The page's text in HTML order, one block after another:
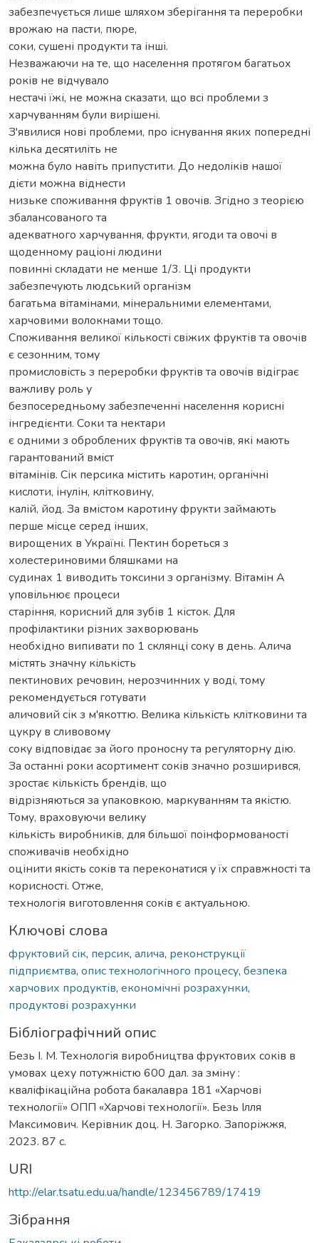
забезпечується лише шляхом зберігання та переробки
врожаю на пасти, пюре,
соки, сушені продукти та інші.
Незважаючи на те, що населення протягом багатьох
років не відчувало
нестачі їжі, не можна сказати, що всі проблеми з
харчуванням були вирішені.
З'явилися нові проблеми, про існування яких попередні
кілька десятиліть не
можна було навіть припустити. До недоліків нашої
дієти можна віднести
низьке споживання фруктів 1 овочів. Згідно з теорією
збалансованого та
адекватного харчування, фрукти, ягоди та овочі в
щоденному раціоні людини
повинні складати не менше 1/3. Ці продукти
забезпечують людський організм
багатьма вітамінами, мінеральними елементами,
харчовими волокнами тощо.
Споживання великої кількості свіжих фруктів та овочів
є сезонним, тому
промисловість з переробки фруктів та овочів відіграє
важливу роль у
безпосередньому забезпеченні населення корисні
інгредієнти. Соки та нектари
є одними з оброблених фруктів та овочів, які мають
гарантований вміст
вітамінів. Сік персика містить каротин, органічні
кислоти, інулін, клітковину,
калій, йод. За вмістом каротину фрукти займають
перше місце серед інших,
вирощених в Україні. Пектин бореться з
холестериновими бляшками на
судинах 1 виводить токсини з організму. Вітамін А
уповільнює процеси
старіння, корисний для зубів 1 кісток. Для
профілактики різних захворювань
необхідно випивати по 1 склянці соку в день. Алича
містять значну кількість
пектинових речовин, нерозчинних у воді, тому
рекомендується готувати
аличовий сік з м'якоттю. Велика кількість клітковини та
цукру в сливовому
соку відповідає за його проносну та регуляторну дію.
За останні роки асортимент соків значно розширився,
зростає кількість брендів, що
відрізняються за упаковкою, маркуванням та якістю.
Тому, враховуючи велику
кількість виробників, для більшої поінформованості
споживачів необхідно
оцінити якість соків та переконатися у їх справжності та
корисності. Отже,
технологія виготовлення соків є актуальною.
Ключові слова
фруктовий сік, персик, алича, реконструкції
підприємтва, опис технологічного процесу, безпека
харчових продуктів, економічні розрахунки,
продуктові розрахунки
Бібліографічний опис
Безь І. М. Технологія виробництва фруктових соків в
умовах цеху потужністю 600 дал. за зміну :
кваліфікаційна робота бакалавра 181 «Харчові
технології» ОПП «Харчові технології». Безь Ілля
Максимович. Керівник доц. Н. Загорко. Запоріжжя,
2023. 87 с.
URI
http://elar.tsatu.edu.ua/handle/123456789/17419
Зібрання